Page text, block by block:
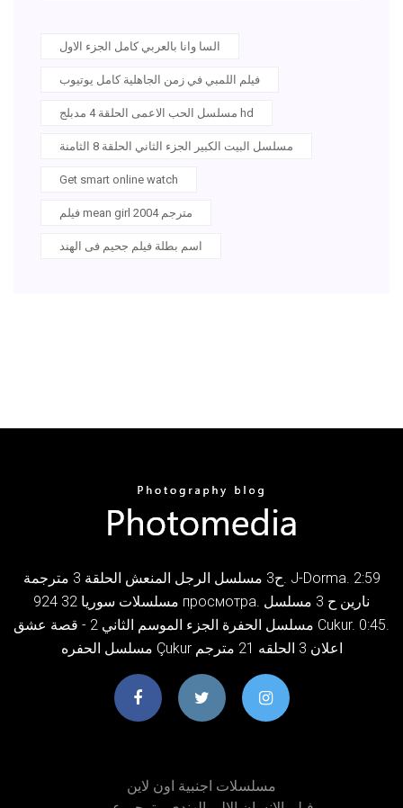
السا وانا بالعربي كامل الجزء الاول
فيلم اللمبي في زمن الجاهلية كامل يوتيوب
مسلسل الحب الاعمى الحلقة 4 مدبلج hd
مسلسل البيت الكبير الجزء الثاني الحلقة 8 الثامنة
Get smart online watch
فيلم mean girl 2004 مترجم
اسم بطلة فيلم جحيم فى الهند
ح3 مسلسل الرجل المنعش الحلقة 3 مترجمة. J-Dorma. 2:59
مسلسلات سوريا 32 924 просмотра. نارين ح 3 مسلسل
مسلسل الحفرة الجزء الموسم الثاني 2 - قصة عشق Cukur. 0:45.
مسلسل الحفره Çukur اعلان 3 الحلقه 21 مترجم
مسلسلات اجنبية اون لاين